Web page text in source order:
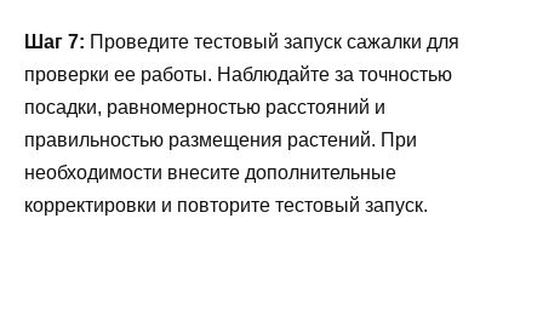
Шаг 7: Проведите тестовый запуск сажалки для
проверки ее работы. Наблюдайте за точностью
посадки, равномерностью расстояний и
правильностью размещения растений. При
необходимости внесите дополнительные
корректировки и повторите тестовый запуск.